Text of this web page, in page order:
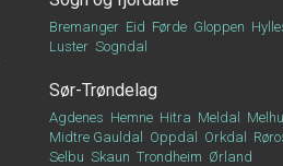
Bremanger Eid Førde Gloppen
Luster Sogndal
Sør-Trøndelag
Agdenes Hemne Hitra Meldal
Midtre Gauldal
Oppdal Orkdal
Selbu Skaun Trondheim Ørland